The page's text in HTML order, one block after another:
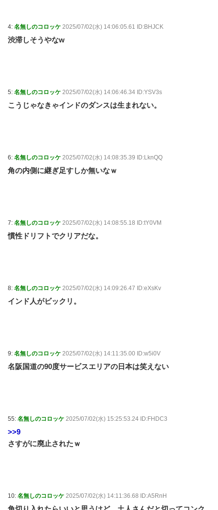
4: 名無しのコロッケ 2025/07/02(水) 14:06:05.61 ID:BHJCK
渋滞しそうやなw
5: 名無しのコロッケ 2025/07/02(水) 14:06:46.34 ID:YSV3s
こうじゃなきゃインドのダンスは生まれない。
6: 名無しのコロッケ 2025/07/02(水) 14:08:35.39 ID:LknQQ
角の内側に継ぎ足すしか無いなｗ
7: 名無しのコロッケ 2025/07/02(水) 14:08:55.18 ID:tY0VM
慣性ドリフトでクリアだな。
8: 名無しのコロッケ 2025/07/02(水) 14:09:26.47 ID:eXsKv
インド人がビックリ。
9: 名無しのコロッケ 2025/07/02(水) 14:11:35.00 ID:w5i0V
名阪国道の90度サービスエリアの日本は笑えない
55: 名無しのコロッケ 2025/07/02(水) 15:25:53.24 ID:FHDC3
>>9
さすがに廃止されたｗ
10: 名無しのコロッケ 2025/07/02(水) 14:11:36.68 ID:A5RnH